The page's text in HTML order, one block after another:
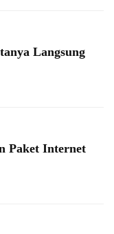
Langsung
Paket Internet